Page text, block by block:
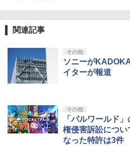
関連記事
その他
ソニーが
イターが報道
その他
「パルワールド
権侵害訴訟につい
なった特許は3件